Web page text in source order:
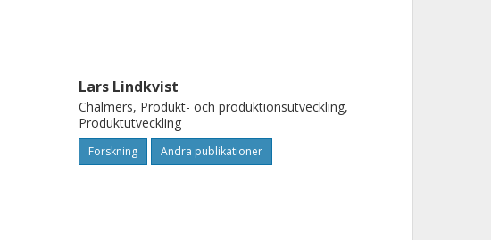
Lars Lindkvist
Chalmers, Produkt- och produktionsutveckling,
Produktutveckling
Forskning Andra publikationer